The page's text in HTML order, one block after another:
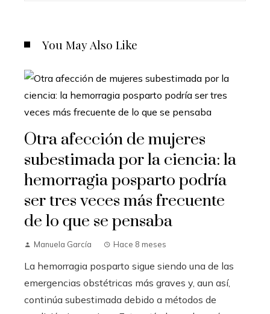
You May Also Like
Otra afección de mujeres
subestimada por la ciencia: la
hemorragia posparto podría
ser tres veces más frecuente
de lo que se pensaba
Manuela García Hace 8 meses
La hemorragia posparto sigue siendo una de las
emergencias obstétricas más graves y, aun así,
continúa subestimada debido a métodos de